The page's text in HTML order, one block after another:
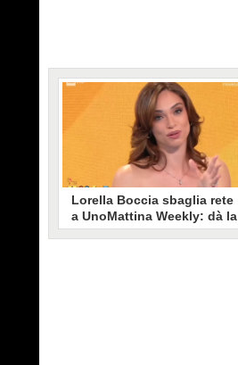
Lorella Boccia sbaglia rete
a UnoMattina Weekly: dà la
linea al Tg5 invece che al